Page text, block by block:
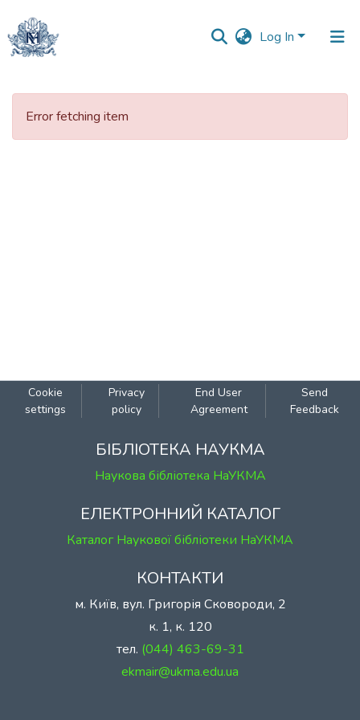
Log In
Communities
Error fetching item
Cookie
settings
Privacy
policy
End User
Agreement
Send
Feedback
БІБЛІОТЕКА НАУКМА
Наукова бібліотека НаУКМА
ЕЛЕКТРОННИЙ КАТАЛОГ
Каталог Наукової бібліотеки НаУКМА
КОНТАКТИ
м. Київ, вул. Григорія Сковороди, 2
к. 1, к. 120
тел. (044) 463-69-31
ekmair@ukma.edu.ua